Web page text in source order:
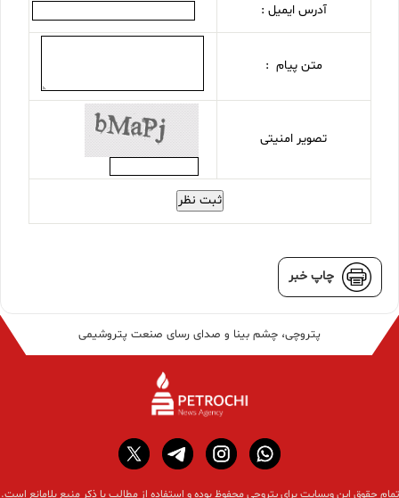
آدرس ایمیل :
متن پیام :
تصویر امنیتی
ثبت نظر
چاپ خبر
پتروچی، چشم بینا و صدای رسای صنعت پتروشیمی
تمام حقوق این وبسایت برای پتروچی محفوظ بوده و استفاده از مطالب با ذکر منبع بلامانع است.